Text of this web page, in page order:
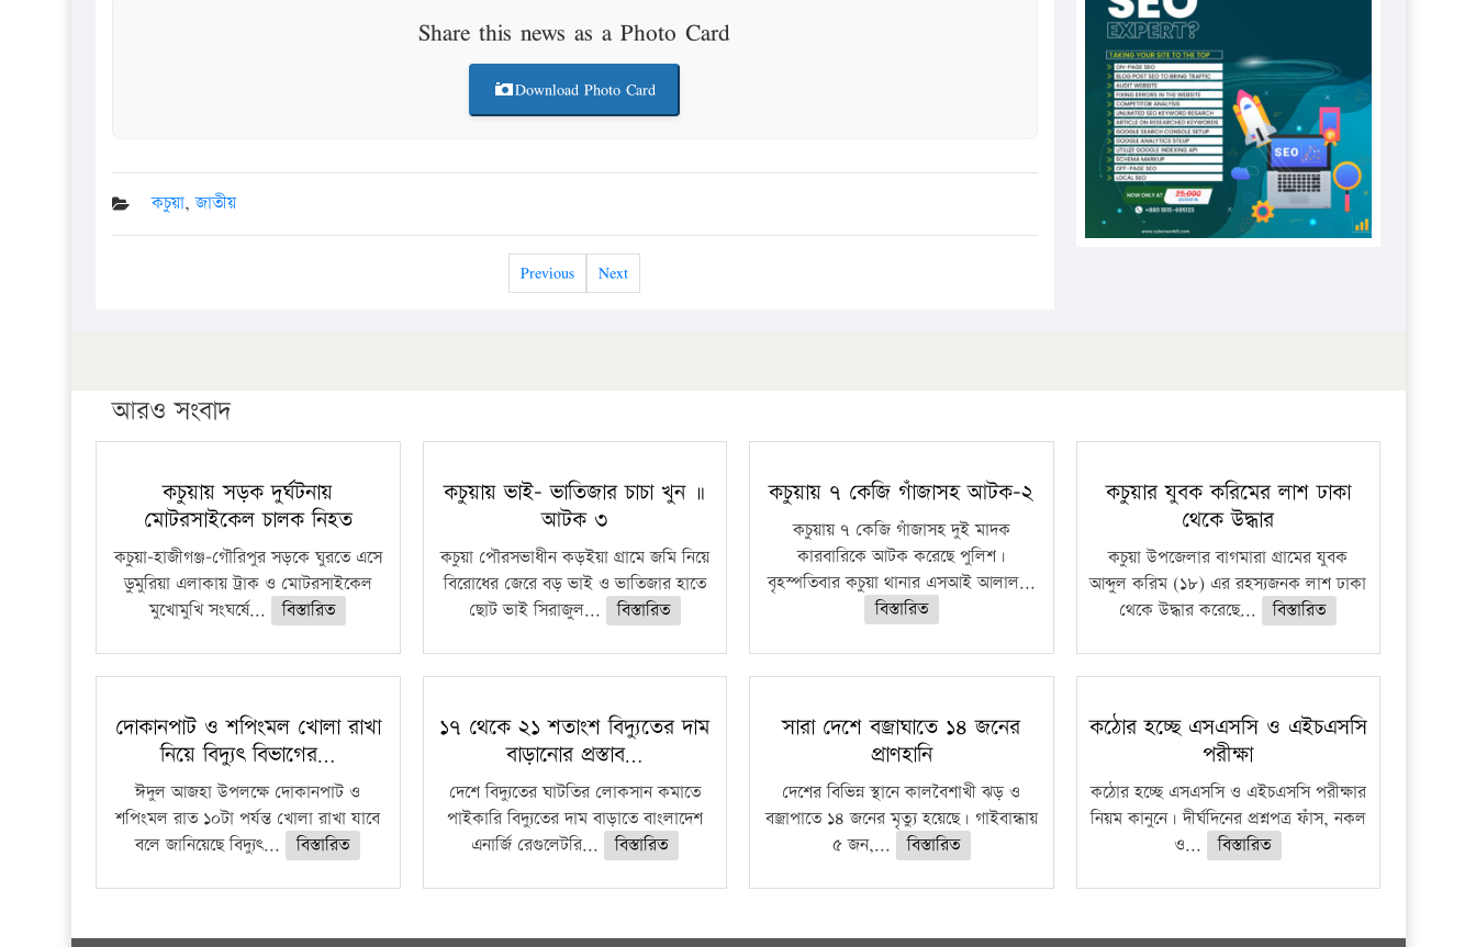
Share this news as a Photo Card
Download Photo Card
কচুয়া,জাতীয়
Previous Next
এবার লঞ্চের ভাড়া বাড়ল
১৭ থেকে ২১ শতাংশ বিদ্যুতের দাম
বাড়ানোর প্রস্তাব পিডিবির
১৬ মে চাঁদপুর ও ২৫ মে ফেনী সফরে
যাবেন প্রধানমন্ত্রী
উচ্চশিক্ষায় গৌরবময় অর্জন: পূর্ণ
স্কলারশিপে যুক্তরাষ্ট্রে পিএইচডি করছেন
আরও সংবাদ
কচুয়ায় সড়ক দুর্ঘটনায়
মোটরসাইকেল চালক নিহত
কচুয়া-হাজীগঞ্জ-গৌরিপুর সড়কে ঘুরতে এসে
ডুমুরিয়া এলাকায় ট্রাক ও মোটরসাইকেল
মুখোমুখি সংঘর্ষে...
বিস্তারিত
কচুয়ায় ভাই- ভাতিজার চাচা খুন ॥
আটক ৩
কচুয়া পৌরসভাধীন কড়ইয়া গ্রামে জমি নিয়ে
বিরোধের জেরে বড় ভাই ও ভাতিজার হাতে
ছোট ভাই সিরাজুল...
বিস্তারিত
কচুয়ায় ৭ কেজি গাঁজাসহ আটক-২
কচুয়ায় ৭ কেজি গাঁজাসহ দুই মাদক
কারবারিকে আটক করেছে পুলিশ।
বৃহস্পতিবার কচুয়া থানার এসআই আলাল...
বিস্তারিত
কচুয়ার যুবক করিমের লাশ ঢাকা
থেকে উদ্ধার
কচুয়া উপজেলার বাগমারা গ্রামের যুবক
আব্দুল করিম (১৮) এর রহস্যজনক লাশ ঢাকা
থেকে উদ্ধার করেছে...
বিস্তারিত
দোকানপাট ও শপিংমল খোলা রাখা
নিয়ে বিদ্যুৎ বিভাগের…
ঈদুল আজহা উপলক্ষে দোকানপাট ও
শপিংমল রাত ১০টা পর্যন্ত খোলা রাখা যাবে
বলে জানিয়েছে বিদ্যুৎ...
বিস্তারিত
১৭ থেকে ২১ শতাংশ বিদ্যুতের দাম
বাড়ানোর প্রস্তাব…
দেশে বিদ্যুতের ঘাটতির লোকসান কমাতে
পাইকারি বিদ্যুতের দাম বাড়াতে বাংলাদেশ
এনার্জি রেগুলেটরি...
বিস্তারিত
সারা দেশে বজ্রাঘাতে ১৪ জনের
প্রাণহানি
দেশের বিভিন্ন স্থানে কালবৈশাখী ঝড় ও
বজ্রাপাতে ১৪ জনের মৃত্যু হয়েছে। গাইবান্ধায়
৫ জন,...
বিস্তারিত
কঠোর হচ্ছে এসএসসি ও এইচএসসি
পরীক্ষা
কঠোর হচ্ছে এসএসসি ও এইচএসসি পরীক্ষার
নিয়ম কানুনে। দীর্ঘদিনের প্রশ্নপত্র ফাঁস, নকল
ও...
বিস্তারিত